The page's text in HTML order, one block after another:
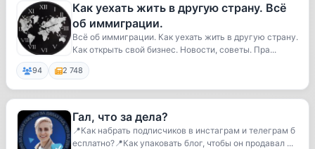
Как уехать жить в другую страну. Всё
об иммиграции.
Всё об иммиграции. Как уехать жить в другую страну.
Как открыть свой бизнес. Новости, советы. Пра...
94 2 748
Гал, что за дела?
📍Как набрать подписчиков в инстаграм и телеграм б
есплатно?📍Как упаковать блог, чтобы он продавал ...